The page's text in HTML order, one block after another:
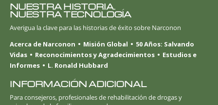
NUESTRA HISTORIA.
NUESTRA TECNOLOGÍA
Averigua la clave para las historias de éxito sobre Narconon
Acerca de Narconon
Misión Global
50 Años: Salvando
Vidas
Reconocimientos y Agradecimientos
Estudios e
Informes
L. Ronald Hubbard
INFORMACIÓN ADICIONAL
Para consejeros, profesionales de rehabilitación de drogas y